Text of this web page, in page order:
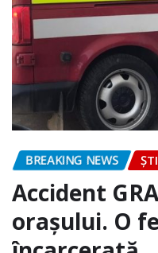
BREAKING NEWS
Accident
orașului. O